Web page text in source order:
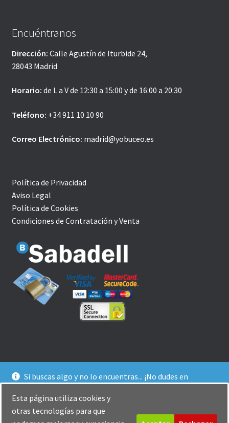
Encuéntranos
Dirección: Calle Agustín de Iturbide 24,
28043 Madrid
Horario: de L a V de 12:30 a 15:00 y de 16:00 a 20:30
Teléfono: +34 911 10 10 90
Correo Electrónico: madrid@yobuceo.es
Política de Privacidad
Aviso Legal
Política de Cookies
Condiciones de Contratación y Venta
© YoBuceo | Tienda Online 2026
Política de Privacidad
Creado con Storefront y
WooCommerce.
Si buscas algo y no lo encuentras... ¡No dudes en
personalizado :-)
Descartar
Esta página utiliza cookies y
otras tecnologías para que